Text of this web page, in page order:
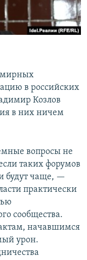
в российских
Козлов
в них ничем
вопросы не
таких форумов
будут чаще, —
практически
сообщества.
начавшимся
урон.